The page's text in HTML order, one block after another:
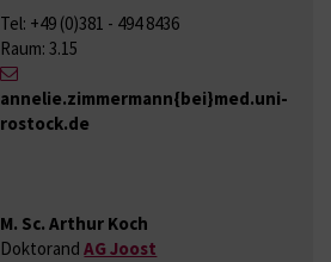
Tel: +49 (0)381 - 494 8436
Raum: 3.15
annelie.zimmermann{bei}med.uni-
rostock.de
M. Sc. Arthur Koch
DoktorandAG Joost